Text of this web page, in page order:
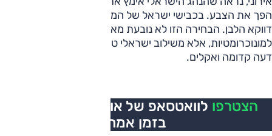
דווקא הלבן. הבחירה הזו לא נובעת מאהבה מיוחדת
למונוכרומטיות, אלא משילוב ישראלי טיפוסי של פרקטיקה, קצת
דעה קדומה ואקלים.
הצטרפו לוואטסאפ של אוטו, כל העדכונים
בזמן אמת